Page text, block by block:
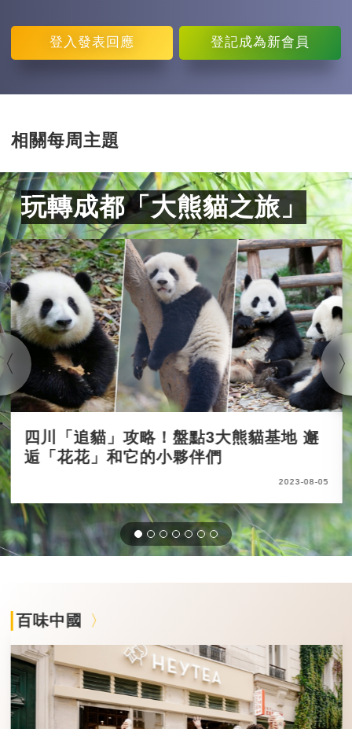
登入 發表回應 登記成為新會員
相關每周主題
玩轉成都「大熊貓之旅」
四川「追貓」攻略！盤點3大熊貓基地 邂
逅「花花」和它的小夥伴們
2023-08-05
百味中國